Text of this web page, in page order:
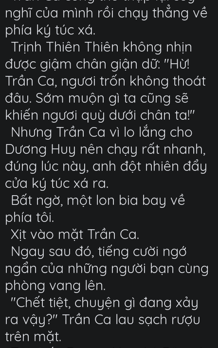
nghĩ của mình rồi chạy thẳng về
phía ký túc xá.
Trịnh Thiên Thiên không nhịn
được giậm chân giận dữ: "Hừ!
Trần Ca, ngươi trốn không thoát
đâu. Sớm muộn gì ta cũng sẽ
khiến ngươi quỳ dưới chân ta!"
Nhưng Trần Ca vì lo lắng cho
Dương Huy nên chạy rất nhanh,
đúng lúc này, anh đột nhiên đẩy
cửa ký túc xá ra.
Bất ngờ, một lon bia bay về
phía tôi.
Xịt vào mặt Trần Ca.
Ngay sau đó, tiếng cười ngớ
ngẩn của những người bạn cùng
phòng vang lên.
"Chết tiệt, chuyện gì đang xảy
ra vậy?" Trần Ca lau sạch rượu
trên mặt.